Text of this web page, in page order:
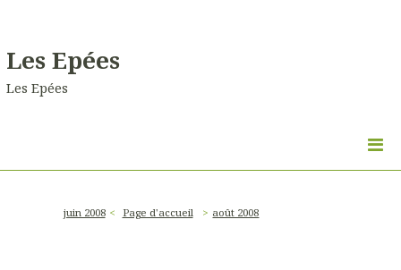
Les Epées
Les Epées
juin 2008 Page d'accueil août 2008